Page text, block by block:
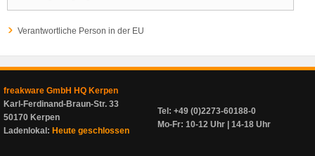
Verantwortliche Person in der EU
freakware GmbH HQ Kerpen
Karl-Ferdinand-Braun-Str. 33
50170 Kerpen
Ladenlokal: Heute geschlossen
Tel: +49 (0)2273-60188-0
Mo-Fr: 10-12 Uhr | 14-18 Uhr